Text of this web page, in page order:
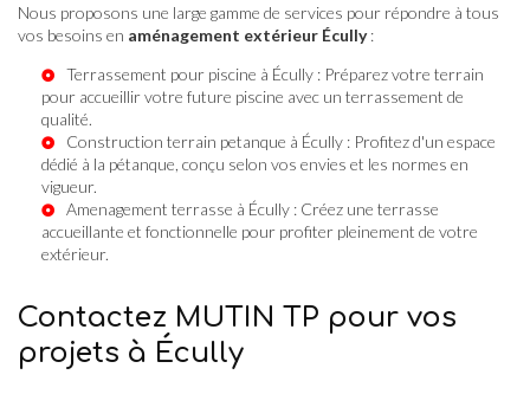
Nous proposons une large gamme de services pour répondre à tous
vos besoins en aménagement extérieur Écully:
Terrassement pour piscine à Écully : Préparez votre terrain
pour accueillir votre future piscine avec un terrassement de
qualité.
Construction terrain petanque à Écully : Profitez d'un espace
dédié à la pétanque, conçu selon vos envies et les normes en
vigueur.
Amenagement terrasse à Écully : Créez une terrasse
accueillante et fonctionnelle pour profiter pleinement de votre
extérieur.
Contactez MUTIN TP pour vos
projets à Écully